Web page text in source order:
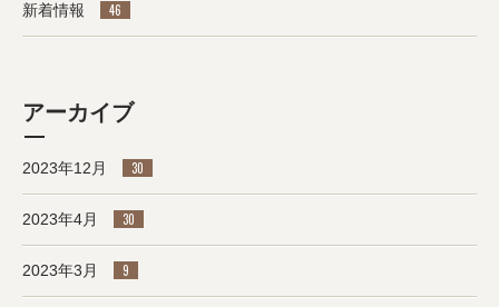
新着情報 46
アーカイブ
2023年12月 30
2023年4月 30
2023年3月 9